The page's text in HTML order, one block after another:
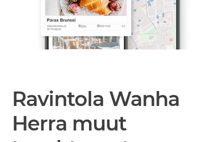
Ravintola Wanha
Herra muut